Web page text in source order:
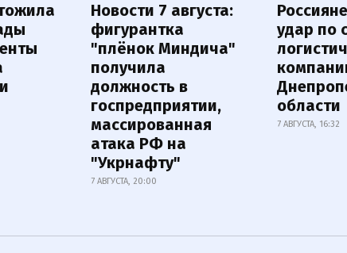
Новости 7 августа:
фигурантка
"плёнок Миндича"
получила
должность в
госпредприятии,
массированная
атака РФ на
"Укрнафту"
7 АВГУСТА, 20:00
удар по
области
7 АВГУСТА, 16:32